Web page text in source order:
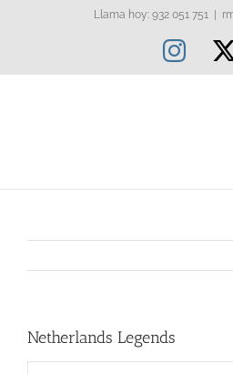
Llama hoy: 932 051 751
Netherlands Legends